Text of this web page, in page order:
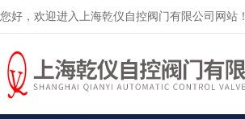
您好，欢迎进入上海乾仪自控阀门有限公司网站！